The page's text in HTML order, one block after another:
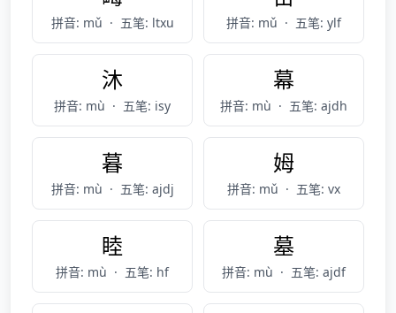
拼音: mǔ · 五笔: ltxu 拼音: mǔ · 五笔: ylf
沐
拼音: mù · 五笔: isy
幕
拼音: mù · 五笔: ajdh
暮
拼音: mù · 五笔: ajdj
姆
拼音: mǔ · 五笔: vx
睦
拼音: mù · 五笔: hf
墓
拼音: mù · 五笔: ajdf